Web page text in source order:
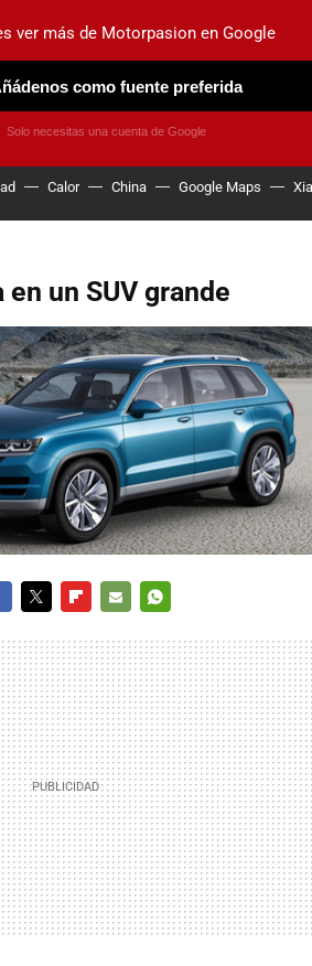
NUEVO
ELÉCTRICOS OBSERVATORIO
Calor China Google Maps
un SUV grande
MAIL
ver más de Motorpasion en Google
como fuente preferida
Solo necesitas una cuenta de Google